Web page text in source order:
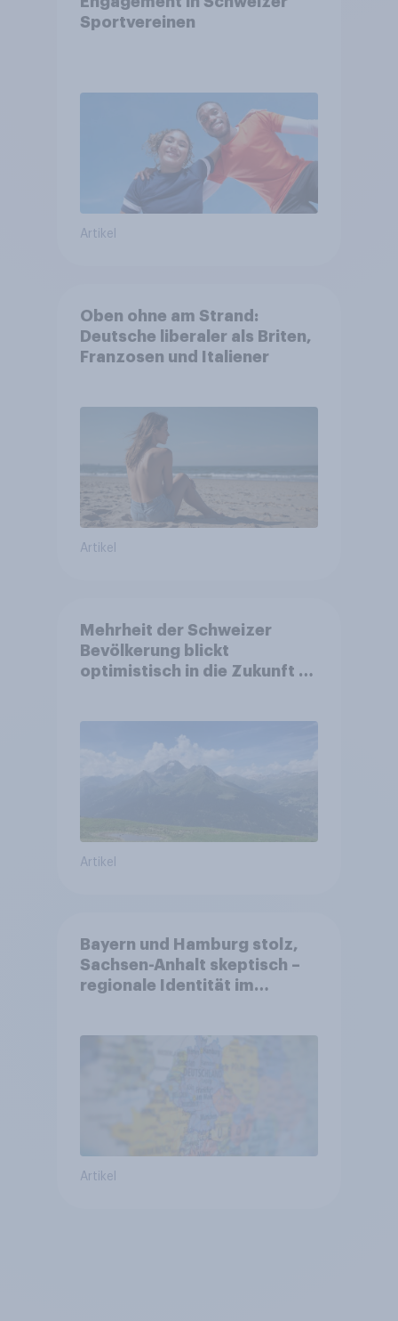
Sportvereinen
Artikel
Oben ohne am Strand:
Deutsche liberaler als Briten,
Franzosen und Italiener
Artikel
Mehrheit der Schweizer
Bevölkerung blickt
optimistisch in die Zukunft –
Altersvorsorge
Artikel
Bayern und Hamburg stolz,
Sachsen-Anhalt skeptisch –
regionale Identität im
Artikel